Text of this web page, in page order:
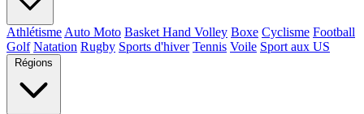
Athlétisme Auto Moto Basket Hand Volley Boxe Cyclisme Football
Golf Natation Rugby Sports d'hiver Tennis Voile Sport aux US
Régions